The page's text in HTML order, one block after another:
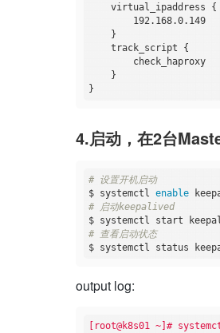
    virtual_ipaddress {
        192.168.0.149
    }
    track_script {
        check_haproxy
    }
4.启动，在2台
# 设置开机启动
$ systemctl enable
# 启动keepalived
# 查看启动状态
output log:
[root@k8s01 ~]#